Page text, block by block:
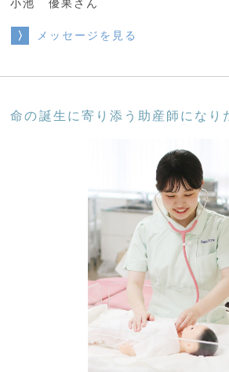
小池 優果さん
メッセージを見る
命の誕生に寄り添う助産師になり